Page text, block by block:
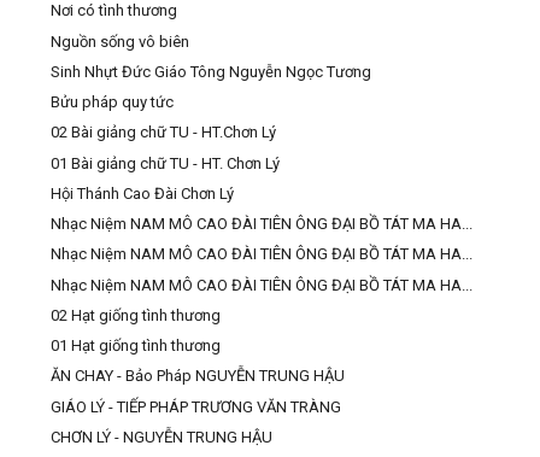
Nơi có tình thương
Nguồn sống vô biên
Sinh Nhựt Đức Giáo Tông Nguyễn Ngọc Tương
Bửu pháp quy tức
02 Bài giảng chữ TU - HT.Chơn Lý
01 Bài giảng chữ TU - HT. Chơn Lý
Hội Thánh Cao Đài Chơn Lý
Nhạc Niệm NAM MÔ CAO ĐÀI TIÊN ÔNG ĐẠI BỒ TÁT MA HA...
Nhạc Niệm NAM MÔ CAO ĐÀI TIÊN ÔNG ĐẠI BỒ TÁT MA HA...
Nhạc Niệm NAM MÔ CAO ĐÀI TIÊN ÔNG ĐẠI BỒ TÁT MA HA...
02 Hạt giống tình thương
01 Hạt giống tình thương
ĂN CHAY - Bảo Pháp NGUYỄN TRUNG HẬU
GIÁO LÝ - TIẾP PHÁP TRƯƠNG VĂN TRÀNG
CHƠN LÝ - NGUYỄN TRUNG HẬU